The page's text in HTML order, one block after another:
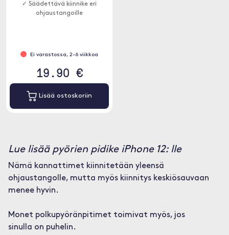
✓ Säädettävä kiinnike eri
ohjaustangoille
Ei varastossa, 2-6 viikkoa
19.90 €
Lisää ostoskoriin
Lue lisää pyörien pidike iPhone 12: lle
Nämä kannattimet kiinnitetään yleensä
ohjaustangolle, mutta myös kiinnitys keskiösauvaan
menee hyvin.
Monet polkupyöränpitimet toimivat myös, jos
sinulla on puhelin.